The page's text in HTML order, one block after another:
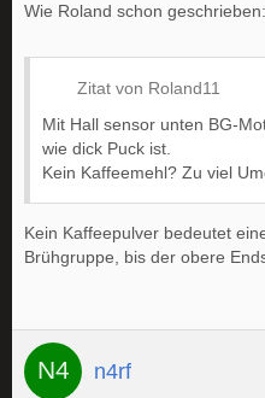
Wie Roland schon geschrieben:
Zitat von Roland11
Mit Hall sensor unten BG-
wie dick Puck ist.
Kein Kaffeemehl? Zu viel
Kein Kaffeepulver bedeutet
Brühgruppe, bis der obere
n4rf